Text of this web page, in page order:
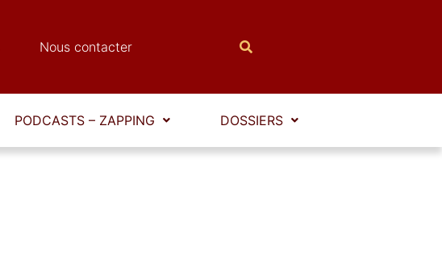
Nous contacter
PODCASTS – ZAPPING DOSSIERS